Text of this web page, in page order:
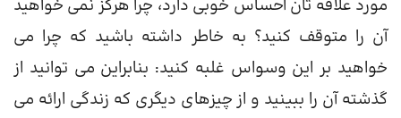
مورد علاقه تان احساس خوبی دارد، چرا هرگز نمی خواهید
آن را متوقف کنید؟ به خاطر داشته باشید که چرا می
خواهید بر این وسواس غلبه کنید: بنابراین می توانید از
گذشته آن را ببینید و از چیزهای دیگری که زندگی ارائه می